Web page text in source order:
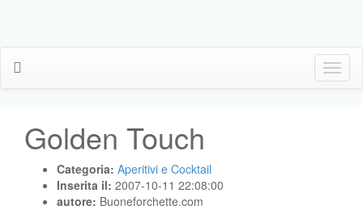
Click
Me
Golden Touch
Categoria: Aperitivi e Cocktail
Inserita il: 2007-10-11 22:08:00
autore: Buoneforchette.com